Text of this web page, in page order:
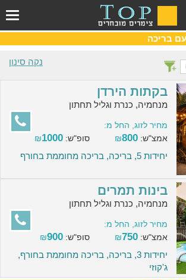
בריכה
נקה סינון
בקתות הירדן
מנחמיה, כנרת וגליל תחתון
מחיר לזוג, החל מ:
אמצ"ש:
₪800 סופ"ש: ₪1000
יחידות 5, בריכה, בריכה מחוממת בחורף
בינות תמרים
מנחמיה, כנרת וגליל תחתון
מחיר לזוג, החל מ:
אמצ"ש:
₪750 סופ"ש: ₪900
יחידות 3, בריכה, בריכה מחוממת בחורף,
ג'קוזי